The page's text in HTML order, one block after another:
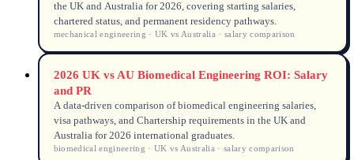
the UK and Australia for 2026, covering starting salaries,
chartered status, and permanent residency pathways.
mechanical engineering · UK vs Australia · salary comparison
2026 UK vs AU Biomedical Engineering ROI: Salary
and PR
A data-driven comparison of biomedical engineering salaries,
visa pathways, and Chartership requirements in the UK and
Australia for 2026 international graduates.
biomedical engineering · UK vs Australia · salary comparison